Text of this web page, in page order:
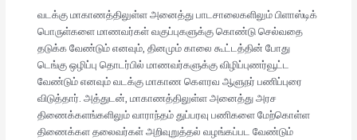
வடக்கு மாகாணத்திலுள்ள அனைத்து பாடசாலைகளிலும் பிளாஸ்டிக்
பொருள்களை மாணவர்கள் வகுப்புகளுக்கு கொண்டு செல்வதை
தடுக்க வேண்டும் எனவும், தினமும் காலை கூட்டத்தின் போது
டெங்கு ஒழிப்பு தொடர்பில் மாணவர்களுக்கு விழிப்புணர்வூட்ட
வேண்டும் எனவும் வடக்கு மாகாண கௌரவ ஆளுநர் பணிப்புரை
விடுத்தார். அத்துடன், மாகாணத்திலுள்ள அனைத்து அரச
திணைக்களங்களிலும் வாராந்தம் துப்பரவு பணிகளை மேற்கொள்ள
திணைக்கள தலைவர்கள் அறிவுறுத்தல் வழங்கப்பட வேண்டும்